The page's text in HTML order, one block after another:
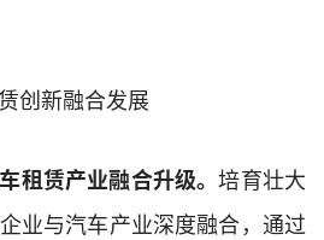
创新融合发展
租赁产业融合升级。培育壮大
业与汽车产业深度融合，通过